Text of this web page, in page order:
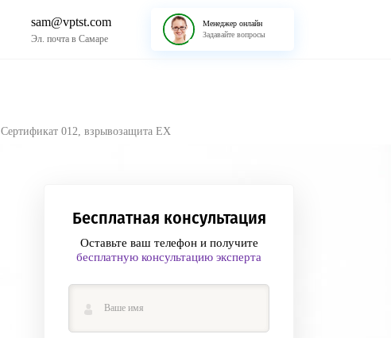
sam@vptst.com
Эл. почта в Самаре
Менеджер онлайн
Задавайте вопросы
Сертификат 012, взрывозащита EX
Бесплатная консультация
Оставьте ваш телефон и получите
бесплатную консультацию эксперта